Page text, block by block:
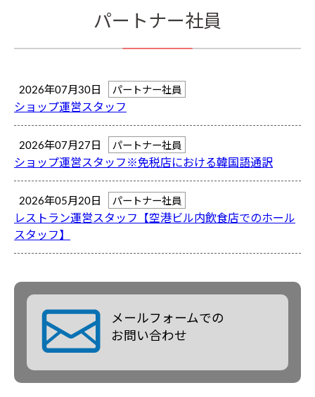
パートナー社員
2026年07月30日 パートナー社員
ショップ運営スタッフ
2026年07月27日 パートナー社員
ショップ運営スタッフ※免税店における韓国語通訳
2026年05月20日 パートナー社員
レストラン運営スタッフ【空港ビル内飲食店でのホール
スタッフ】
メールフォームでの
お問い合わせ